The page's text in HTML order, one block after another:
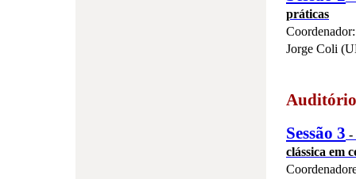
práticas
Coordenador:
Jorge Coli
Sessão 3 -
clássica em